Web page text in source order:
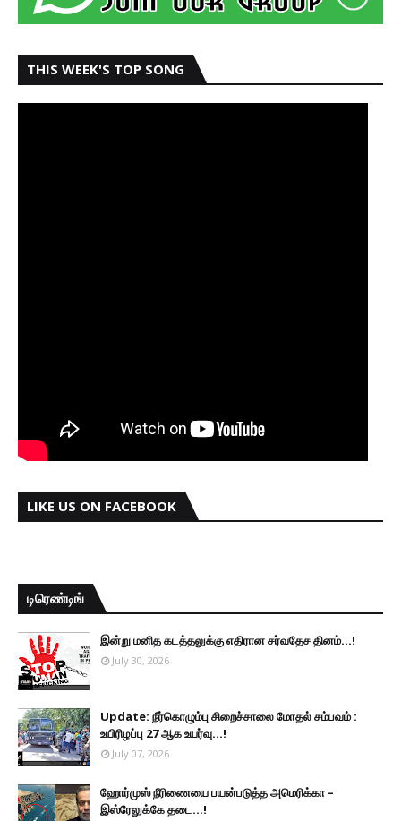
THIS WEEK'S TOP SONG
LIKE US ON FACEBOOK
டிரெண்டிங்
இன்று மனித கடத்தலுக்கு எதிரான சர்வதேச தினம்...!
July 30, 2026
Update: நீர்கொழும்பு சிறைச்சாலை மோதல் சம்பவம் :
உயிரிழப்பு 27 ஆக உயர்வு...!
July 07, 2026
ஹோர்முஸ் நீரிணையை பயன்படுத்த அமெரிக்கா –
இஸ்ரேலுக்கே தடை...!